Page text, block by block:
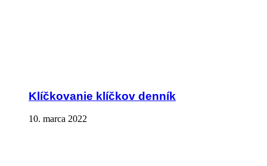
Klíčkovanie klíčkov denník
10. marca 2022